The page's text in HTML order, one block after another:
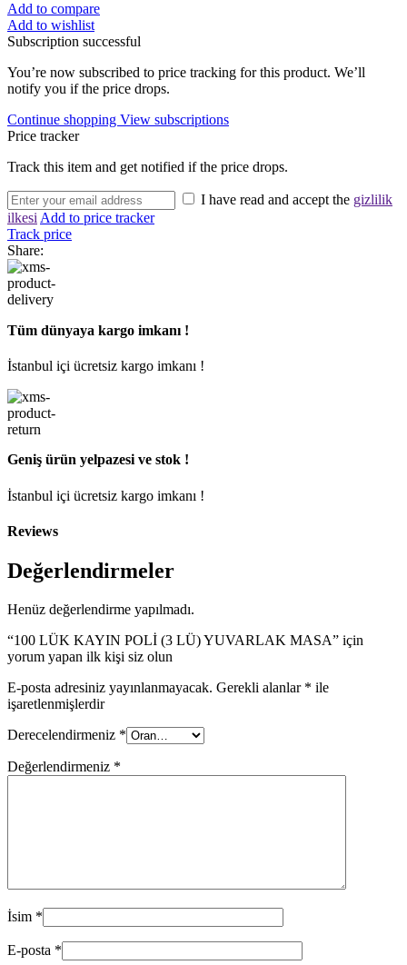
Add to compare
Add to wishlist
Subscription successful
You’re now subscribed to price tracking for this product. We’ll
notify you if the price drops.
Continue shopping View subscriptions
Price tracker
Track this item and get notified if the price drops.
I have read and accept the gizlilik
ilkesiAdd to price tracker
Track price
Share:
Tüm dünyaya kargo imkanı !
İstanbul içi ücretsiz kargo imkanı !
Geniş ürün yelpazesi ve stok !
İstanbul içi ücretsiz kargo imkanı !
Reviews
Değerlendirmeler
Henüz değerlendirme yapılmadı.
“100 LÜK KAYIN POLİ (3 LÜ) YUVARLAK MASA” için
yorum yapan ilk kişi siz olun
E-posta adresiniz yayınlanmayacak. Gerekli alanlar * ile
işaretlenmişlerdir
Derecelendirmeniz *
Değerlendirmeniz *
İsim *
E-posta *